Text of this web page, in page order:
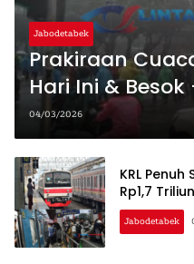
Jabodetabek
Prakiraan
Hari Ini &
BMKG
04/03/2026
KRL
Rp1,7
Jabodetabek